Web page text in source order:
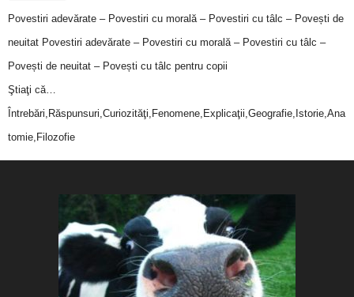
Povestiri adevărate – Povestiri cu morală – Povestiri cu tâlc – Povești de
neuitat Povestiri adevărate – Povestiri cu morală – Povestiri cu tâlc –
Povești de neuitat – Povești cu tâlc pentru copii
Ştiaţi că…
Întrebări,Răspunsuri,Curiozităţi,Fenomene,Explicaţii,Geografie,Istorie,Ana
tomie,Filozofie